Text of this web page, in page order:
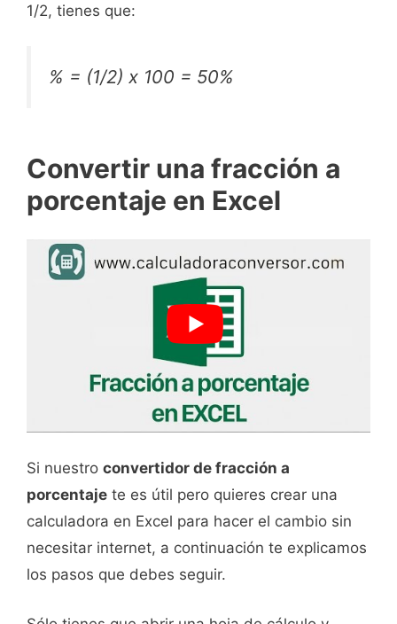
1/2, tienes que:
% = (1/2) x 100 = 50%
Convertir una fracción a
porcentaje en Excel
Si nuestro convertidor de fracción a
porcentaje te es útil pero quieres crear una
calculadora en Excel para hacer el cambio sin
necesitar internet, a continuación te explicamos
los pasos que debes seguir.